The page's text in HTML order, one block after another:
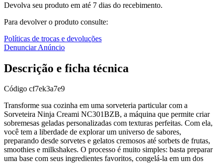
Devolva seu produto em até 7 dias do recebimento.
Para devolver o produto consulte:
Políticas de trocas e devoluções
Denunciar Anúncio
Descrição e ficha técnica
Código cf7ek3a7e9
Transforme sua cozinha em uma sorveteria particular com a
Sorveteira Ninja Creami NC301BZB, a máquina que permite criar
sobremesas geladas personalizadas com texturas perfeitas. Com ela,
você tem a liberdade de explorar um universo de sabores,
preparando desde sorvetes e gelatos cremosos até sorbets de frutas,
smoothies e milkshakes. O processo é muito simples: basta preparar
uma base com seus ingredientes favoritos, congelá-la em um dos